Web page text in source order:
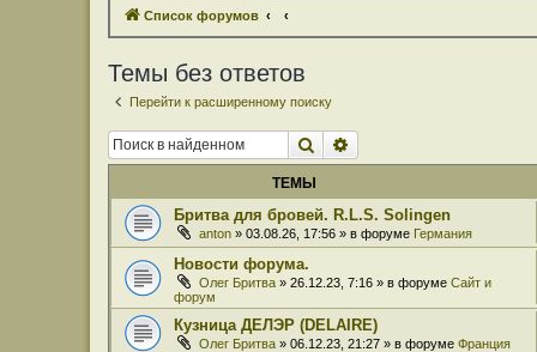
Список форумов
Темы без ответов
Перейти к расширенному поиску
Поиск
ТЕМЫ
Бритва для бровей. R.L.S. Solingen
anton » 03.08.26, 17:56 » в форуме Германия
Новости форума.
Олег Бритва » 26.12.23, 7:16 » в форуме Сайт и
форум
Кузница ДЕЛЭР (DELAIRE)
Олег Бритва » 06.12.23, 21:27 » в форуме Франция